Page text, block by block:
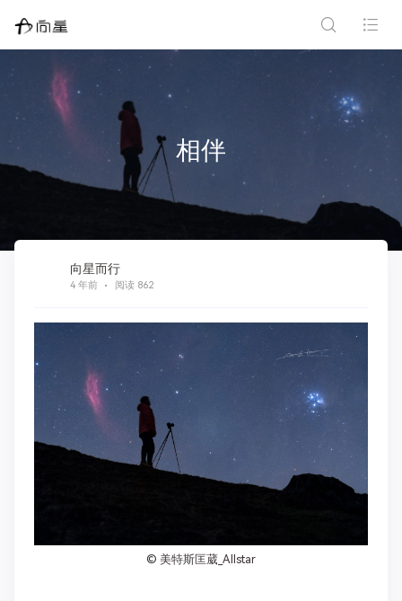
相伴
向星而行
4 年前 阅读 862
© 美特斯匡葳_Allstar